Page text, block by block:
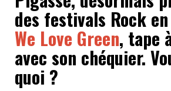
des festivals Rock
We Love Green, tape
avec son chéquier.
quoi ?